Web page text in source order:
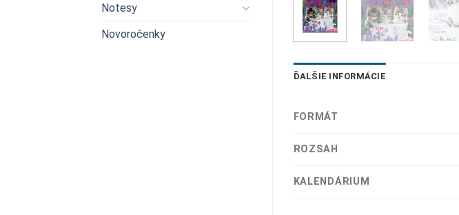
Notesy
Novoročenky
ĎALŠIE INFORMÁCIE
FORMÁT
ROZSAH
KALENDÁRIUM